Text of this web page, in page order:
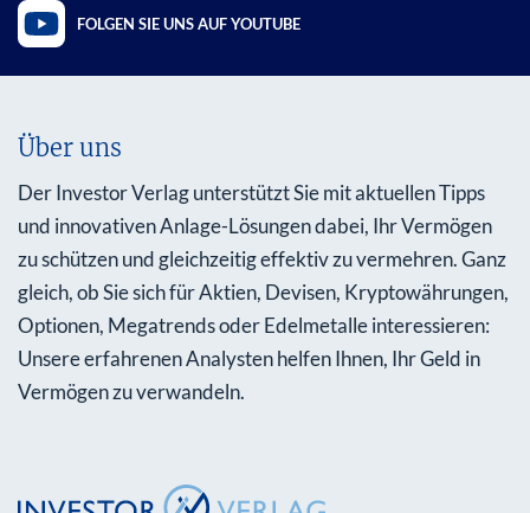
FOLGEN SIE UNS AUF YOUTUBE
Über uns
Der Investor Verlag unterstützt Sie mit aktuellen Tipps
und innovativen Anlage-Lösungen dabei, Ihr Vermögen
zu schützen und gleichzeitig effektiv zu vermehren. Ganz
gleich, ob Sie sich für Aktien, Devisen, Kryptowährungen,
Optionen, Megatrends oder Edelmetalle interessieren:
Unsere erfahrenen Analysten helfen Ihnen, Ihr Geld in
Vermögen zu verwandeln.